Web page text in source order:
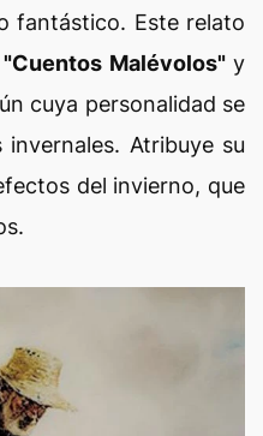
fantástico. Este relato
"Cuentos Malévolos"y
cuya personalidad se
Atribuye su
del invierno, que